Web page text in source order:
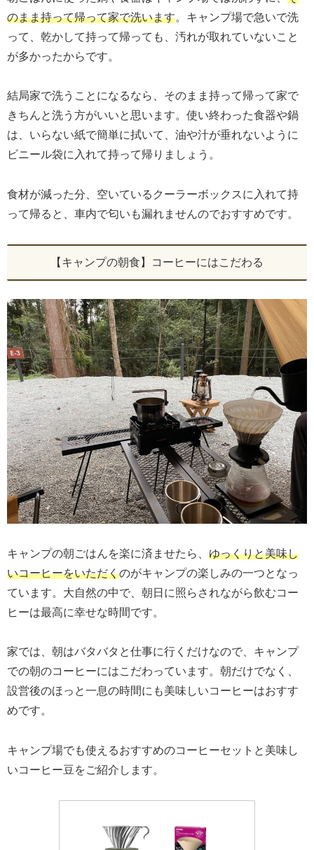
のまま持って帰って家で洗います。キャンプ場で急いで洗
って、乾かして持って帰っても、汚れが取れていないこと
が多かったからです。
結局家で洗うことになるなら、そのまま持って帰って家で
きちんと洗う方がいいと思います。使い終わった食器や鍋
は、いらない紙で簡単に拭いて、油や汁が垂れないように
ビニール袋に入れて持って帰りましょう。
食材が減った分、空いているクーラーボックスに入れて持
って帰ると、車内で匂いも漏れませんのでおすすめです。
【キャンプの朝食】コーヒーにはこだわる
キャンプの朝ごはんを楽に済ませたら、 ゆっくりと美味し
いコーヒーをいただくのがキャンプの楽しみの一つとなっ
ています。大自然の中で、朝日に照らされながら飲むコー
ヒーは最高に幸せな時間です。
家では、朝はバタバタと仕事に行くだけなので、キャンプ
での朝のコーヒーにはこだわっています。朝だけでなく、
設営後のほっと一息の時間にも美味しいコーヒーはおすす
めです。
キャンプ場でも使えるおすすめのコーヒーセットと美味し
いコーヒー豆をご紹介します。